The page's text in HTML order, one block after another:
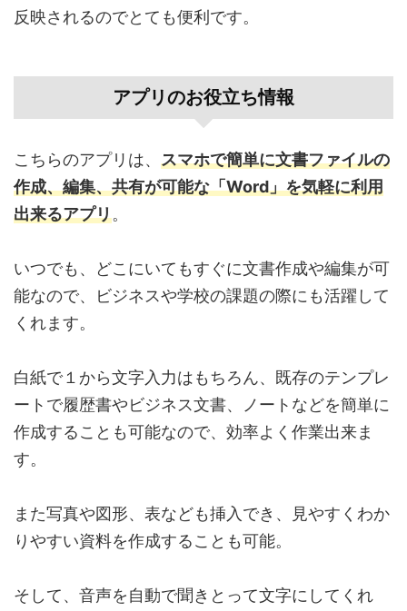
反映されるのでとても便利です。
アプリのお役立ち情報
こちらのアプリは、 スマホで簡単に文書ファイルの
作成、編集、共有が可能な「Word」を気軽に利用
出来るアプリ。
いつでも、どこにいてもすぐに文書作成や編集が可
能なので、ビジネスや学校の課題の際にも活躍して
くれます。
白紙で１から文字入力はもちろん、既存のテンプレ
ートで履歴書やビジネス文書、ノートなどを簡単に
作成することも可能なので、効率よく作業出来ま
す。
また写真や図形、表なども挿入でき、見やすくわか
りやすい資料を作成することも可能。
そして、音声を自動で聞きとって文字にしてくれ